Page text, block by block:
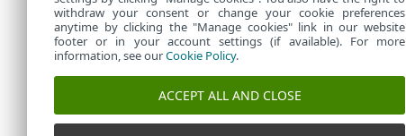
withdraw your consent or change your cookie preferences
anytime by clicking the "Manage cookies" link in our website
footer or in your account settings (if available). For more
information, see ourCookie Policy.
ACCEPT ALL AND CLOSE